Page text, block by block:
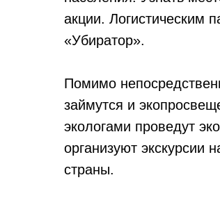
акции. Логистическим
«Убиратор».
Помимо
займутся и
экологами проведут
организуют экскурсии
страны.